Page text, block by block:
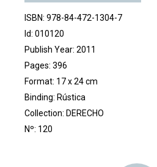
ISBN: 978-84-472-1304-7
Id: 010120
Publish Year: 2011
Pages: 396
Format: 17 x 24 cm
Binding: Rústica
Collection: DERECHO
Nº: 120